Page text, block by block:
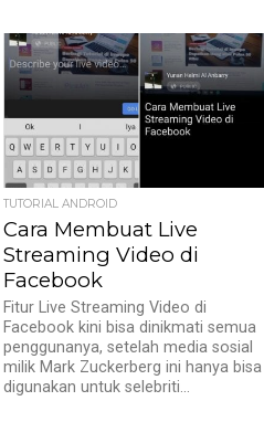
TUTORIAL ANDROID
Cara Membuat Live
Streaming Video di
Facebook
Fitur Live Streaming Video di
Facebook kini bisa dinikmati semua
penggunanya, setelah media sosial
milik Mark Zuckerberg ini hanya bisa
digunakan untuk selebriti...